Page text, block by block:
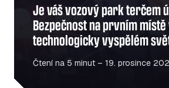
Je váš vozový park terčem
Bezpečnost na prvním
technologicky vyspělém
Čtení na 5 minut – 19. prosince